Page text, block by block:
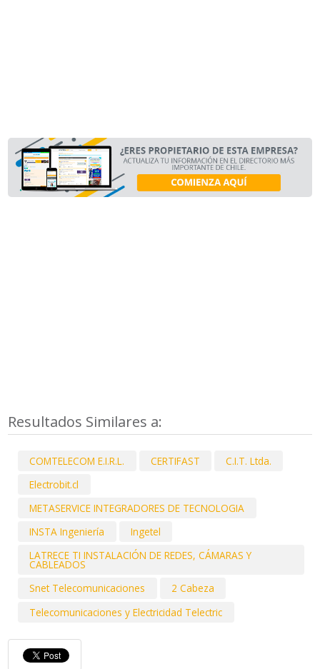
Resultados Similares a:
COMTELECOM E.I.R.L. CERTIFAST
C.I.T. Ltda.
Electrobit.cl
METASERVICE INTEGRADORES DE TECNOLOGIA
INSTA Ingeniería
Ingetel
LATRECE TI INSTALACIÓN DE REDES, CÁMARAS Y
CABLEADOS
Snet Telecomunicaciones
2 Cabeza
Telecomunicaciones y Electricidad Telectric